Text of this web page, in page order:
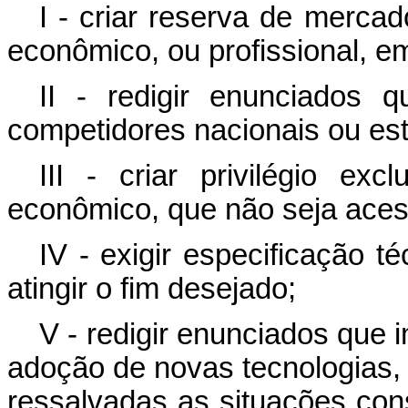
I - criar reserva de
econômico, ou profissional,
II - redigir enunciados
competidores nacionais ou
III - criar privilégio
econômico, que não seja
IV - exigir especificação
atingir o fim desejado;
V - redigir enunciados que
adoção de novas